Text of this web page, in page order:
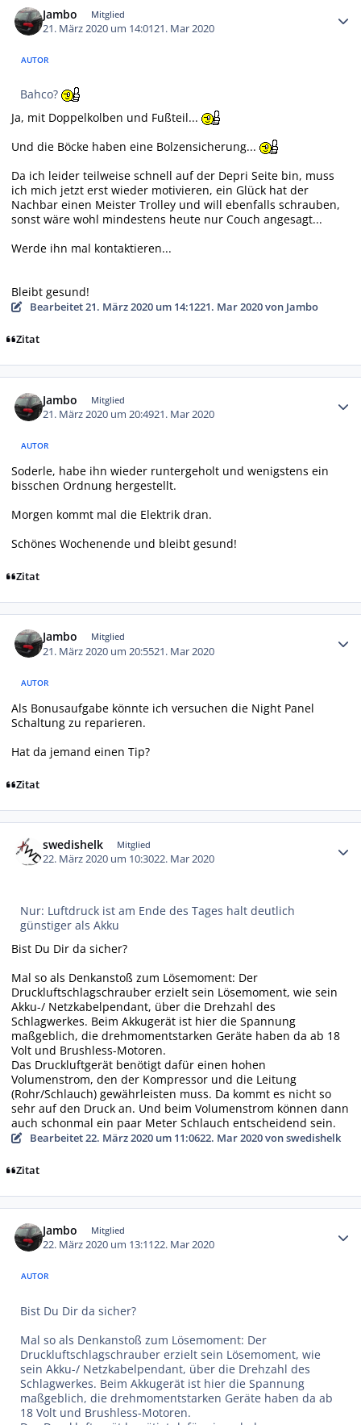
Jambo Mitglied
21. März 2020 um 14:0121. Mar 2020
AUTOR
Bahco?
Ja, mit Doppelkolben und Fußteil...
Und die Böcke haben eine Bolzensicherung...
Da ich leider teilweise schnell auf der Depri Seite bin, muss
ich mich jetzt erst wieder motivieren, ein Glück hat der
Nachbar einen Meister Trolley und will ebenfalls schrauben,
sonst wäre wohl mindestens heute nur Couch angesagt...
Werde ihn mal kontaktieren...
Bleibt gesund!
Bearbeitet21. März 2020 um 14:1221. Mar 2020von Jambo
Zitat
Jambo Mitglied
21. März 2020 um 20:4921. Mar 2020
AUTOR
Soderle, habe ihn wieder runtergeholt und wenigstens ein
bisschen Ordnung hergestellt.
Morgen kommt mal die Elektrik dran.
Schönes Wochenende und bleibt gesund!
Zitat
Jambo Mitglied
21. März 2020 um 20:5521. Mar 2020
AUTOR
Als Bonusaufgabe könnte ich versuchen die Night Panel
Schaltung zu reparieren.
Hat da jemand einen Tip?
Zitat
swedishelk Mitglied
22. März 2020 um 10:3022. Mar 2020
Nur: Luftdruck ist am Ende des Tages halt deutlich
günstiger als Akku
Bist Du Dir da sicher?
Mal so als Denkanstoß zum Lösemoment: Der
Druckluftschlagschrauber erzielt sein Lösemoment, wie sein
Akku-/ Netzkabelpendant, über die Drehzahl des
Schlagwerkes. Beim Akkugerät ist hier die Spannung
maßgeblich, die drehmomentstarken Geräte haben da ab 18
Volt und Brushless-Motoren.
Das Druckluftgerät benötigt dafür einen hohen
Volumenstrom, den der Kompressor und die Leitung
(Rohr/Schlauch) gewährleisten muss. Da kommt es nicht so
sehr auf den Druck an. Und beim Volumenstrom können dann
auch schonmal ein paar Meter Schlauch entscheidend sein.
Bearbeitet22. März 2020 um 11:0622. Mar 2020von swedishelk
Zitat
Jambo Mitglied
22. März 2020 um 13:1122. Mar 2020
AUTOR
Bist Du Dir da sicher?
Mal so als Denkanstoß zum Lösemoment: Der
Druckluftschlagschrauber erzielt sein Lösemoment, wie
sein Akku-/ Netzkabelpendant, über die Drehzahl des
Schlagwerkes. Beim Akkugerät ist hier die Spannung
maßgeblich, die drehmomentstarken Geräte haben da ab
18 Volt und Brushless-Motoren.